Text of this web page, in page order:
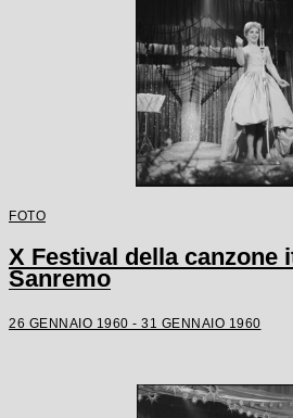
FOTO
X Festival della canzone
Sanremo
26 GENNAIO 1960 - 31 GENNAIO 1960